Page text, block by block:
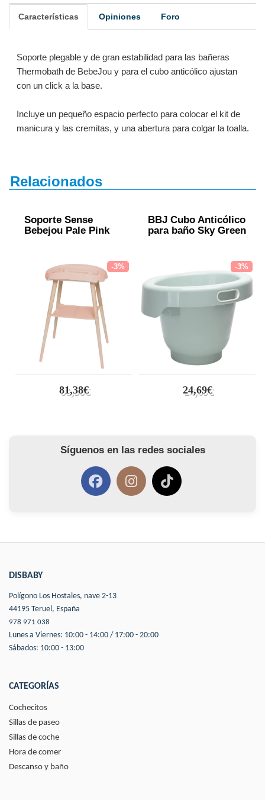
Características Opiniones Foro
Soporte plegable y de gran estabilidad para las bañeras
Thermobath de BebeJou y para el cubo anticólico ajustan
con un click a la base.
Incluye un pequeño espacio perfecto para colocar el kit de
manicura y las cremitas, y una abertura para colgar la toalla.
Relacionados
Soporte Sense
Bebejou Pale Pink
-3%
81,38€
BBJ Cubo Anticólico
para baño Sky Green
-3%
24,69€
Síguenos en las redes sociales
DISBABY
Polígono Los Hostales, nave 2-13
44195 Teruel, España
978 971 038
Lunes a Viernes: 10:00 - 14:00 / 17:00 - 20:00
Sábados: 10:00 - 13:00
CATEGORÍAS
Cochecitos
Sillas de paseo
Sillas de coche
Hora de comer
Descanso y baño